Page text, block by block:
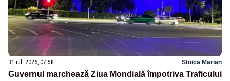
31 iul. 2026, 07:58 Stoica Marian
Guvernul marchează Ziua Mondială împotriva Traficului